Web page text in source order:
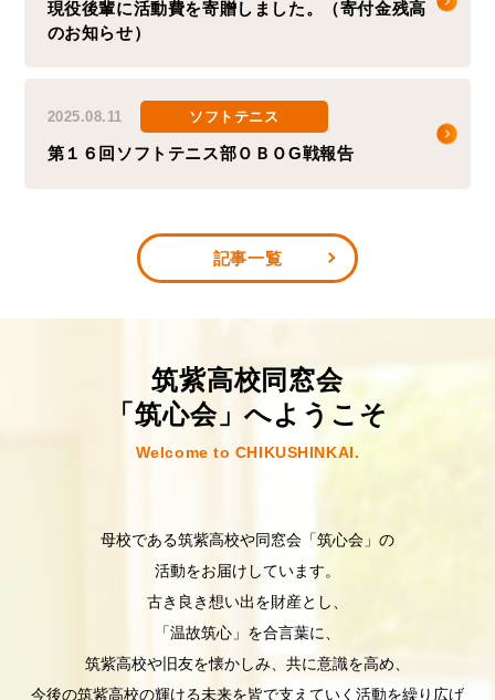
現役後輩に活動費を寄贈しました。（寄付金残高
のお知らせ）
2025.08.11 ソフトテニス
第１６回ソフトテニス部ＯＢＯG戦報告
記事一覧
筑紫⾼校同窓会
「筑⼼会」へようこそ
Welcome to CHIKUSHINKAI.
⺟校である筑紫⾼校や同窓会「筑⼼会」の
活動をお届けしています。
古き良き想い出を財産とし、
「温故筑⼼」を合⾔葉に、
筑紫⾼校や旧友を懐かしみ、共に意識を⾼め、
今後の筑紫⾼校の輝ける未来を皆で⽀えていく活動を繰り広げ